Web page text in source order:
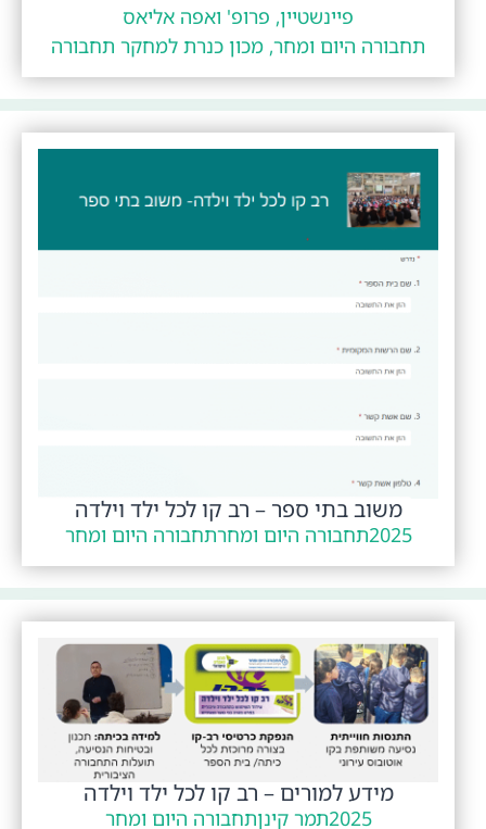
פיינשטיין, פרופ' ואפה אליאס
תחבורה היום ומחר, מכון כנרת למחקר תחבורה
משוב בתי ספר – רב קו לכל ילד וילדה
2025תחבורה היום ומחרתחבורה היום ומחר
מידע למורים – רב קו לכל ילד וילדה
2025תמר קינןתחבורה היום ומחר